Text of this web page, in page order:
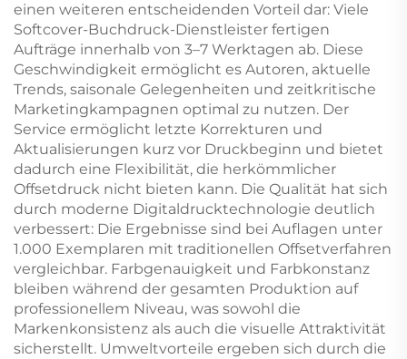
einen weiteren entscheidenden Vorteil dar: Viele
Softcover-Buchdruck-Dienstleister fertigen
Aufträge innerhalb von 3–7 Werktagen ab. Diese
Geschwindigkeit ermöglicht es Autoren, aktuelle
Trends, saisonale Gelegenheiten und zeitkritische
Marketingkampagnen optimal zu nutzen. Der
Service ermöglicht letzte Korrekturen und
Aktualisierungen kurz vor Druckbeginn und bietet
dadurch eine Flexibilität, die herkömmlicher
Offsetdruck nicht bieten kann. Die Qualität hat sich
durch moderne Digitaldrucktechnologie deutlich
verbessert: Die Ergebnisse sind bei Auflagen unter
1.000 Exemplaren mit traditionellen Offsetverfahren
vergleichbar. Farbgenauigkeit und Farbkonstanz
bleiben während der gesamten Produktion auf
professionellem Niveau, was sowohl die
Markenkonsistenz als auch die visuelle Attraktivität
sicherstellt. Umweltvorteile ergeben sich durch die